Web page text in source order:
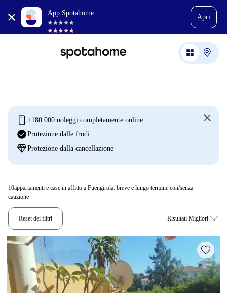
App Spotahome
Apri
mobile +180.000 noleggi completamente online
check_circleProtezione dalle frodi
diamondProtezione dalla cancellazione
10appartamenti e case in affitto a Fuengirola: breve e lungo termine con/senza
cauzione
Reset dei filtri